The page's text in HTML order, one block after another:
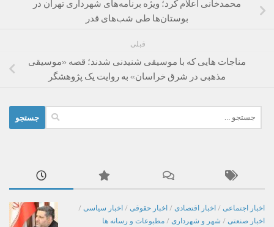
محمدخانی اعلام کرد؛ ویژه برنامه‌های شهرداری تهران در
بوستان‌ها طی شب‌های قدر
قبلی
مناجات هایی که با موسیقی شنیدنی شدند؛ قصه «موسیقی
مذهبی در شرق خراسان» به روایت یک پژوهشگر
برای:
اخبار اجتماعی / اخبار اقتصادی / اخبار حقوقی / اخبار سیاسی /
اخبار صنعتی / شهر و شهرداری / مطبوعات و رسانه ها